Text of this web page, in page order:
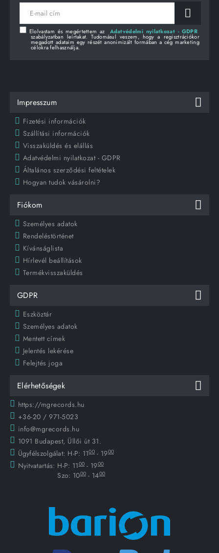
E-
mail
Elolvastam és megértettem az Adatvédelmi nyilatkozat - GDPR
szabályzatban leírtakat. Tudomásul veszem, hogy a regisztrációkor
megadott adataim egy részét anonimizált formában a cég marketing
célokra felhasználja.
Impresszum
Fizetési információk
Szállítási információk
Visszaküldés és elállás
Adatvédelmi nyilatkozat - GDPR
Általános szerződési feltételek
Hogyan tudok vásárolni?
Fiókom
Személyes adatok
Rendeléstörténet
Kívánságlista
Hírlevél beállítások
Termékvisszaküldés
GDPR
Eszköztár
Személyes adatok
Mentett címek
Jelentés lekérése
Felejtés joga
Elérhetőségek
https://mgrecords.hu
+36-20 / 971-5023
info@mgrecords.hu
1091 Budapest, Üllői út 31.
Ügyfélszolgálat: H-P: 1100 - 1900
Nyitvatartás: H-P: 1100 - 1900
Szo: 1000 - 1400